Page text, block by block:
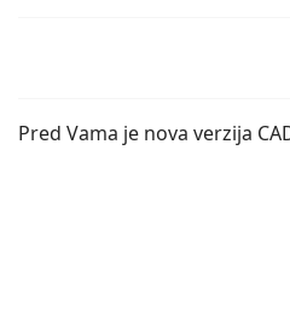
Pred Vama je nova verzija